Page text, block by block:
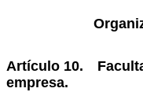
Artículo 10.
empresa.